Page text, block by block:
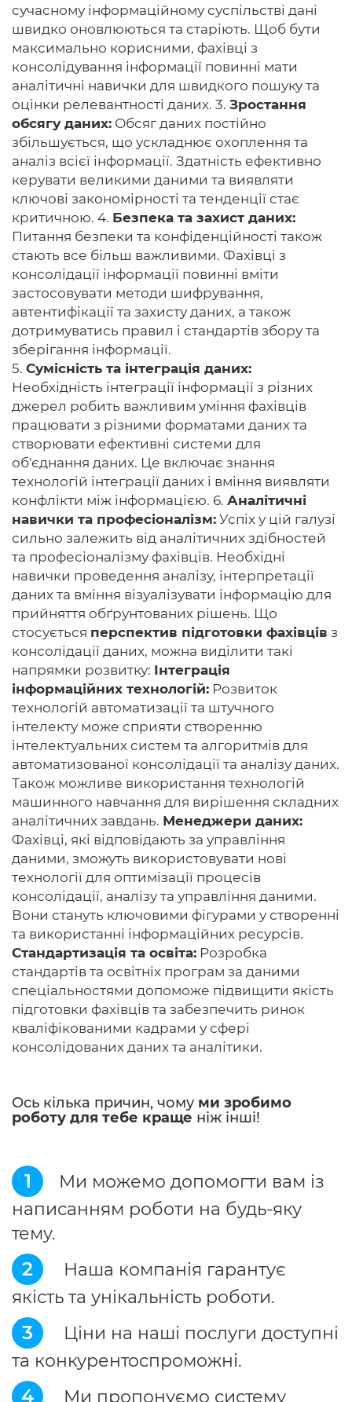
сучасному інформаційному суспільстві дані
швидко оновлюються та старіють. Щоб бути
максимально корисними, фахівці з
консолідування інформації повинні мати
аналітичні навички для швидкого пошуку та
оцінки релевантності даних. 3. Зростання
обсягу даних: Обсяг даних постійно
збільшується, що ускладнює охоплення та
аналіз всієї інформації. Здатність ефективно
керувати великими даними та виявляти
ключові закономірності та тенденції стає
критичною. 4. Безпека та захист даних:
Питання безпеки та конфіденційності також
стають все більш важливими. Фахівці з
консолідації інформації повинні вміти
застосовувати методи шифрування,
автентифікації та захисту даних, а також
дотримуватись правил і стандартів збору та
зберігання інформації.
5. Сумісність та інтеграція даних:
Необхідність інтеграції інформації з різних
джерел робить важливим уміння фахівців
працювати з різними форматами даних та
створювати ефективні системи для
об'єднання даних. Це включає знання
технологій інтеграції даних і вміння виявляти
конфлікти між інформацією. 6. Аналітичні
навички та професіоналізм: Успіх у цій галузі
сильно залежить від аналітичних здібностей
та професіоналізму фахівців. Необхідні
навички проведення аналізу, інтерпретації
даних та вміння візуалізувати інформацію для
прийняття обґрунтованих рішень. Що
стосується перспектив підготовки фахівців з
консолідації даних, можна виділити такі
напрямки розвитку: Інтеграція
інформаційних технологій: Розвиток
технологій автоматизації та штучного
інтелекту може сприяти створенню
інтелектуальних систем та алгоритмів для
автоматизованої консолідації та аналізу даних.
Також можливе використання технологій
машинного навчання для вирішення складних
аналітичних завдань. Менеджери даних:
Фахівці, які відповідають за управління
даними, зможуть використовувати нові
технології для оптимізації процесів
консолідації, аналізу та управління даними.
Вони стануть ключовими фігурами у створенні
та використанні інформаційних ресурсів.
Стандартизація та освіта: Розробка
стандартів та освітніх програм за даними
спеціальностями допоможе підвищити якість
підготовки фахівців та забезпечить ринок
кваліфікованими кадрами у сфері
консолідованих даних та аналітики.
Ось кілька причин, чому ми зробимо
роботу для тебе краще ніж інші!
1
Ми можемо допомогти вам із
написанням роботи на будь-яку
тему.
2
Наша компанія гарантує
якість та унікальність роботи.
3
Ціни на наші послуги доступні
та конкурентоспроможні.
4 Ми пропонуємо систему